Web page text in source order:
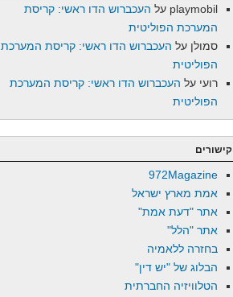
playmobil על העכברוש הדו ראשי: קריסת
המערכת הפוליטית
סמולן על העכברוש הדו ראשי: קריסת המערכת
הפוליטית
רועי על העכברוש הדו ראשי: קריסת המערכת
הפוליטית
קישורים
972Magazine
אמת מארץ ישראל
אתר "דעת אמת"
אתר "הלל"
בחזרה ללאמיה
הבלוג של "יש דין"
הטלוויזיה החברתית